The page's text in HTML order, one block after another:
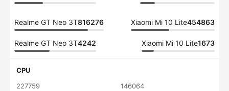
Realme GT Neo 3T816276 Xiaomi Mi 10 Lite454863
Realme GT Neo 3T4242 Xiaomi Mi 10 Lite1673
CPU
227759
146064